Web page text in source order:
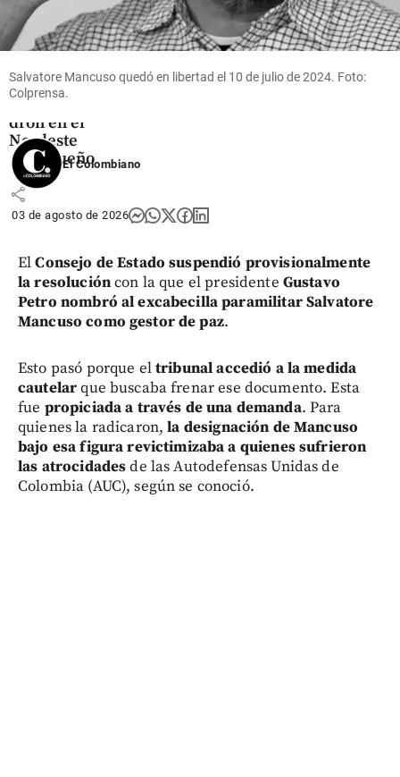
pagar
extorsiones?
El motivo
por el cual
bombardean
mina con un
dron en el
Nordeste
antioqueño
share
Salvatore Mancuso quedó en libertad el 10 de julio de 2024. Foto:
Colprensa.
El Colombiano
03 de agosto de 2026
ElConsejo de Estado suspendió provisionalmente
la resolucióncon la que el presidente Gustavo
Petro nombró al excabecilla paramilitar Salvatore
Mancuso como gestor de paz.
Esto pasó porque eltribunal accedió a la medida
cautelarque buscaba frenar ese documento. Esta
fue propiciada a través de una demanda. Para
quienes la radicaron,la designación de Mancuso
bajo esa figura revictimizaba a quienes sufrieron
las atrocidadesde las Autodefensas Unidas de
Colombia (AUC), según se conoció.